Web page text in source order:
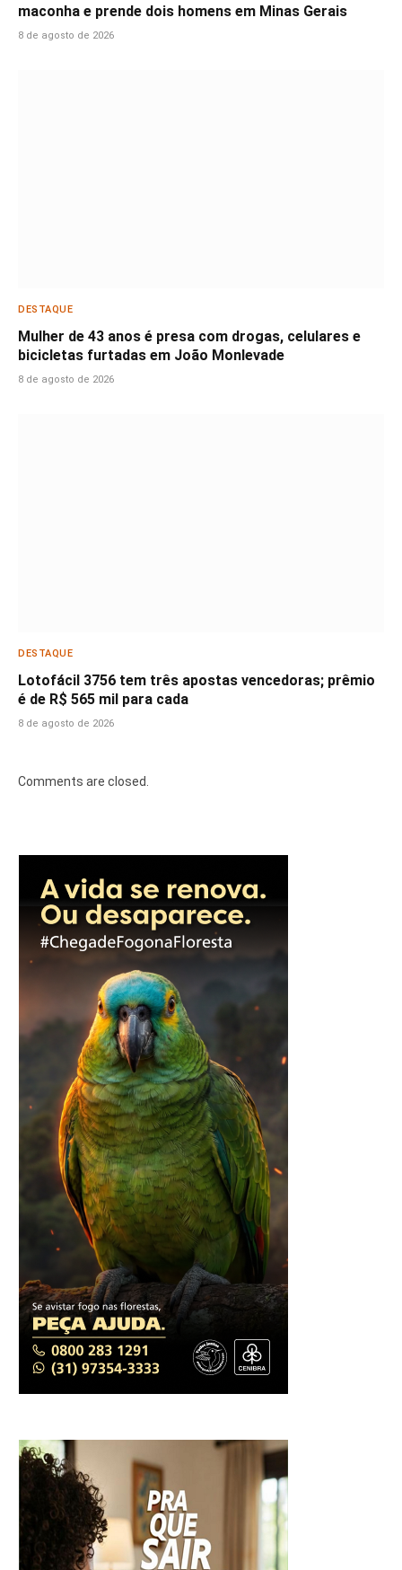
maconha e prende dois homens em Minas Gerais
8 de agosto de 2026
DESTAQUE
Mulher de 43 anos é presa com drogas, celulares e
bicicletas furtadas em João Monlevade
8 de agosto de 2026
DESTAQUE
Lotofácil 3756 tem três apostas vencedoras; prêmio
é de R$ 565 mil para cada
8 de agosto de 2026
Comments are closed.